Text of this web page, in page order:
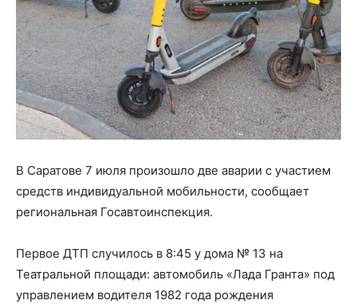
В Саратове 7 июля произошло две аварии с участием
средств индивидуальной мобильности, сообщает
региональная Госавтоинспекция.
Первое ДТП случилось в 8:45 у дома № 13 на
Театральной площади: автомобиль «Лада Гранта» под
управлением водителя 1982 года рождения